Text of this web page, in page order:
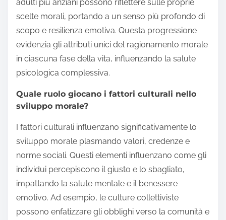
adulti più anziani possono riflettere sulle proprie
scelte morali, portando a un senso più profondo di
scopo e resilienza emotiva. Questa progressione
evidenzia gli attributi unici del ragionamento morale
in ciascuna fase della vita, influenzando la salute
psicologica complessiva.
Quale ruolo giocano i fattori culturali nello
sviluppo morale?
I fattori culturali influenzano significativamente lo
sviluppo morale plasmando valori, credenze e
norme sociali. Questi elementi influenzano come gli
individui percepiscono il giusto e lo sbagliato,
impattando la salute mentale e il benessere
emotivo. Ad esempio, le culture collettiviste
possono enfatizzare gli obblighi verso la comunità e